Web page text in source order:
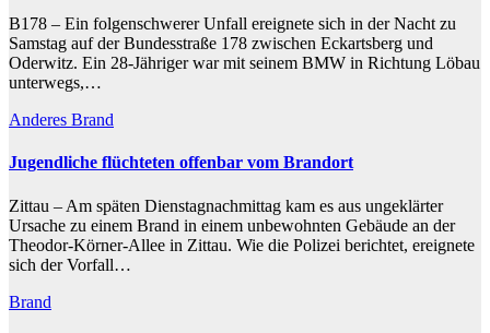
B178 – Ein folgenschwerer Unfall ereignete sich in der Nacht zu
Samstag auf der Bundesstraße 178 zwischen Eckartsberg und
Oderwitz. Ein 28-Jähriger war mit seinem BMW in Richtung Löbau
unterwegs,…
Anderes Brand
Jugendliche flüchteten offenbar vom Brandort
Zittau – Am späten Dienstagnachmittag kam es aus ungeklärter
Ursache zu einem Brand in einem unbewohnten Gebäude an der
Theodor-Körner-Allee in Zittau. Wie die Polizei berichtet, ereignete
sich der Vorfall…
Brand